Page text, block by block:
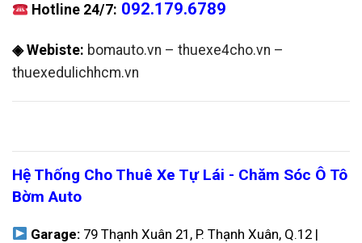
Hotline 24/7: 092.179.6789
◈ Webiste: bomauto.vn – thuexe4cho.vn –
thuexedulichhcm.vn
Hệ Thống Cho Thuê Xe Tự Lái - Chăm Sóc Ô Tô
Bờm Auto
Garage: 79 Thạnh Xuân 21, P. Thạnh Xuân, Q.12 |